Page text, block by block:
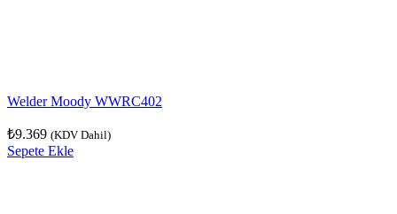
Welder Moody WWRC402
₺9.369 (KDV Dahil)
Sepete Ekle